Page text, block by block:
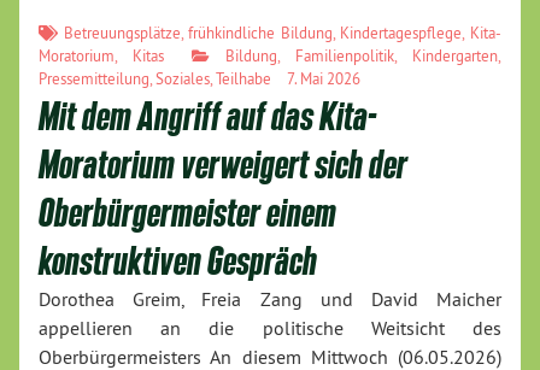
Betreuungsplätze ,frühkindliche Bildung Kindertagespflege Kita-
Moratorium
Kitas Bildung Familienpolitik, Kindergarten
Pressemitteilung Soziales Teilhabe 7. Mai 2026
Mit dem Angriff auf das Kita-
Moratorium verweigert sich der
Oberbürgermeister einem
konstruktiven Gespräch
Dorothea Greim, Freia Zang und David Maicher
appellieren an die politische Weitsicht des
Oberbürgermeisters An diesem Mittwoch (06.05.2026)